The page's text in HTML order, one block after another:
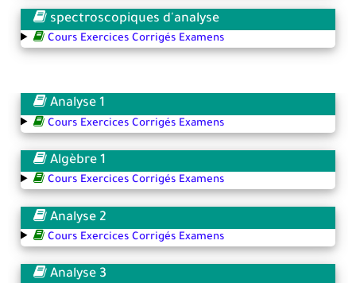
spectroscopiques d'analyse
Cours Exercices Corrigés Examens
Analyse 1
Cours Exercices Corrigés Examens
Algèbre 1
Cours Exercices Corrigés Examens
Analyse 2
Cours Exercices Corrigés Examens
Analyse 3